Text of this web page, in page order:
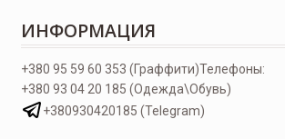
ИНФОРМАЦИЯ
Телефоны:
+380 95 59 60 353 (Граффити)
+380 93 04 20 185 (Одежда\Обувь)
+380930420185 (Telegram)